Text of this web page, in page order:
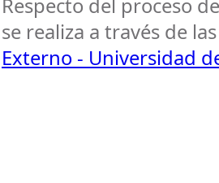
Respecto del proceso
se realiza a través de
Externo - Universidad